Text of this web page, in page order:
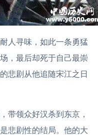
人寻味，如此一条勇猛
，最后却死于自己最崇
悲剧从他追随宋江之日
带领众好汉杀到东京，
悲剧性的结局。他的大